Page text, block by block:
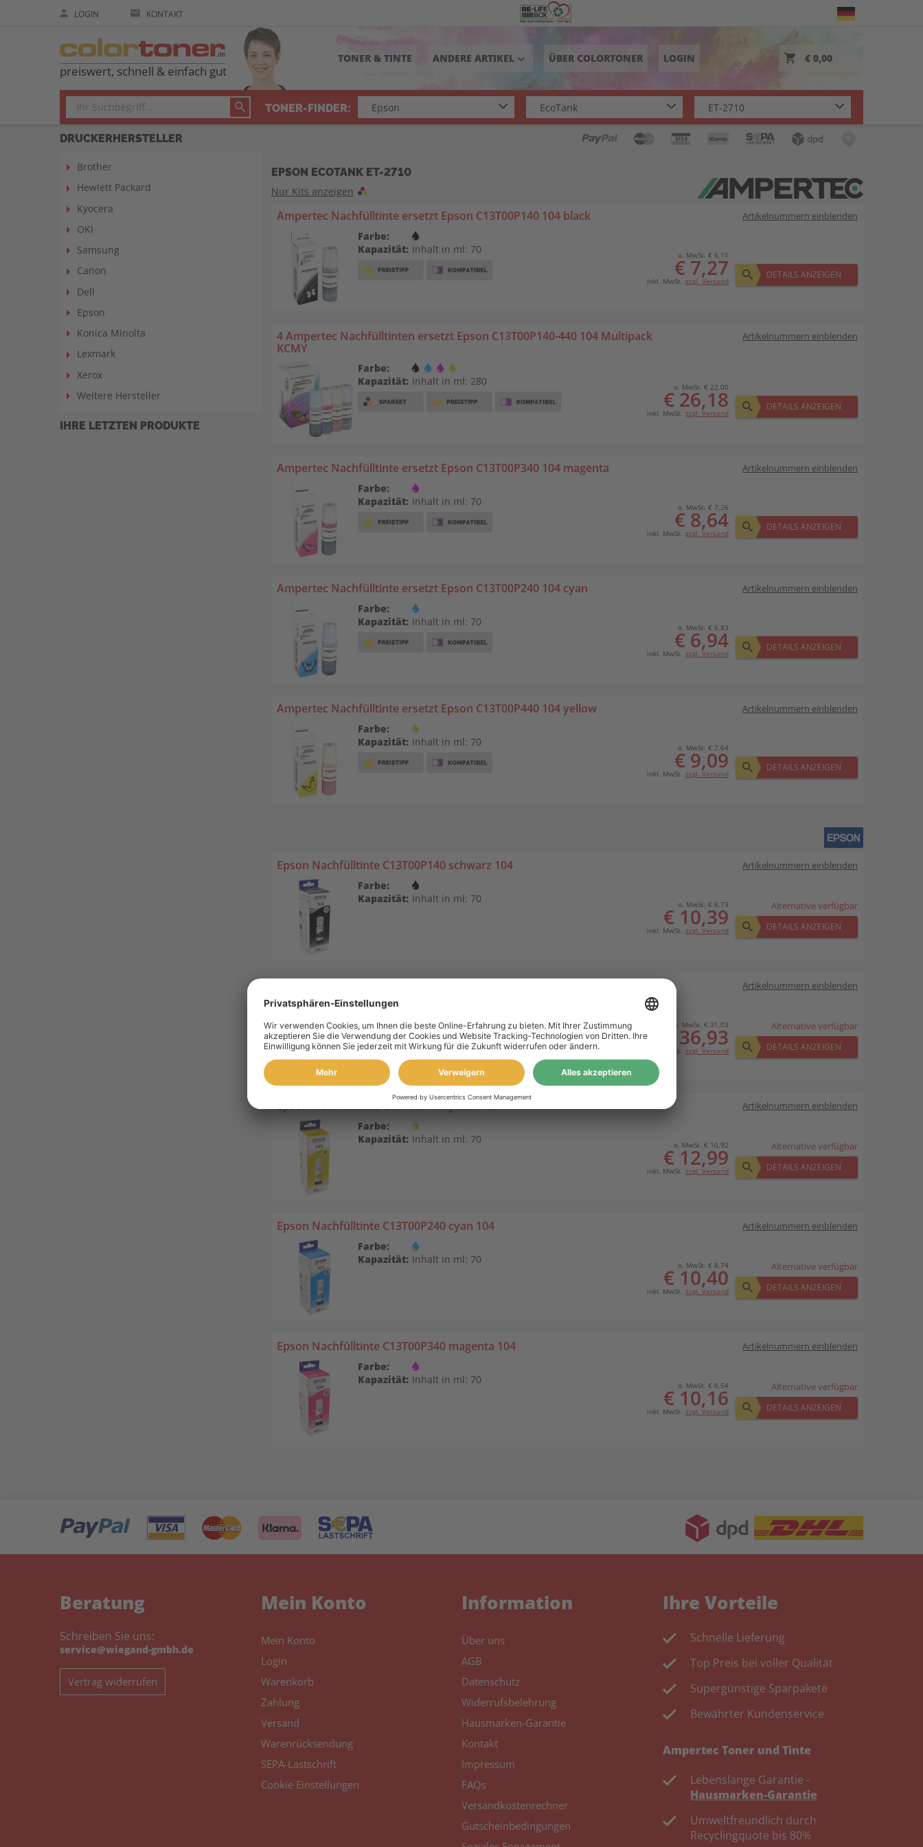
LOGIN KONTAKT
preiswert, schnell & einfach gut
TONER & TINTE ANDERE ARTIKEL keyboard_arrow_down ÜBER COLORTONER LOGIN € 0,00
TONER-FINDER:
DRUCKERHERSTELLER
Brother
Hewlett Packard
Kyocera
OKI
Samsung
Canon
Dell
Epson
Konica Minolta
Lexmark
Xerox
Weitere Hersteller
IHRE LETZTEN PRODUKTE
EPSON ECOTANK ET-2710
Nur Kits anzeigen
Ampertec Nachfülltinte ersetzt Epson C13T00P140 104 black Artikelnummern einblenden
Farbe:
Kapazität: Inhalt in ml: 70 o. MwSt. € 6,11
€ 7,27
inkl. MwSt. zzgl. Versand
DETAILS ANZEIGEN
4 Ampertec Nachfülltinten ersetzt Epson C13T00P140-440 104 Multipack
KCMY
Artikelnummern einblenden
Farbe:
Kapazität: Inhalt in ml: 280 o. MwSt. € 22,00
€ 26,18
inkl. MwSt. zzgl. Versand
DETAILS ANZEIGEN
Ampertec Nachfülltinte ersetzt Epson C13T00P340 104 magenta Artikelnummern einblenden
Farbe:
Kapazität: Inhalt in ml: 70 o. MwSt. € 7,26
€ 8,64
inkl. MwSt. zzgl. Versand
DETAILS ANZEIGEN
Ampertec Nachfülltinte ersetzt Epson C13T00P240 104 cyan Artikelnummern einblenden
Farbe:
Kapazität: Inhalt in ml: 70 o. MwSt. € 5,83
€ 6,94
inkl. MwSt. zzgl. Versand
DETAILS ANZEIGEN
Ampertec Nachfülltinte ersetzt Epson C13T00P440 104 yellow Artikelnummern einblenden
Farbe:
Kapazität: Inhalt in ml: 70 o. MwSt. € 7,64
€ 9,09
inkl. MwSt. zzgl. Versand
DETAILS ANZEIGEN
Epson Nachfülltinte C13T00P140 schwarz 104 Artikelnummern einblenden
Farbe:
Kapazität: Inhalt in ml: 70 o. MwSt. € 8,73
€ 10,39
inkl. MwSt. zzgl. Versand
Alternative verfügbar
DETAILS ANZEIGEN
Artikelnummern einblenden
Farbe:
ca. 1 x 4.500 BK + 3 x 7.500 CMY A4-Seiten
bei 5%
o. MwSt. € 31,03
€ 36,93
inkl. MwSt. zzgl. Versand
Alternative verfügbar
DETAILS ANZEIGEN
Epson Nachfülltinte C13T00P440 yellow 104 Artikelnummern einblenden
Farbe:
Kapazität: Inhalt in ml: 70 o. MwSt. € 10,92
€ 12,99
inkl. MwSt. zzgl. Versand
Alternative verfügbar
DETAILS ANZEIGEN
Epson Nachfülltinte C13T00P240 cyan 104 Artikelnummern einblenden
Farbe:
Kapazität: Inhalt in ml: 70 o. MwSt. € 8,74
€ 10,40
inkl. MwSt. zzgl. Versand
Alternative verfügbar
DETAILS ANZEIGEN
Epson Nachfülltinte C13T00P340 magenta 104 Artikelnummern einblenden
Farbe:
Kapazität: Inhalt in ml: 70 o. MwSt. € 8,54
€ 10,16
inkl. MwSt. zzgl. Versand
Alternative verfügbar
DETAILS ANZEIGEN
Beratung
Schreiben Sie uns:
service@wiegand-gmbh.de
Vertrag widerrufen
Mein Konto
Mein Konto
Login
Warenkorb
Zahlung
Versand
Warenrücksendung
SEPA-Lastschrift
Cookie Einstellungen
Information
Über uns
AGB
Datenschutz
Widerrufsbelehrung
Hausmarken-Garantie
Kontakt
Impressum
FAQs
Versandkostenrechner
Gutscheinbedingungen
Ihre Vorteile
Schnelle Lieferung
Top Preis bei voller Qualität
Supergünstige Sparpakete
Bewährter Kundenservice
Ampertec Toner und Tinte
Lebenslange Garantie -
Hausmarken-Garantie
Umweltfreundlich durch
Recyclingquote bis 80%